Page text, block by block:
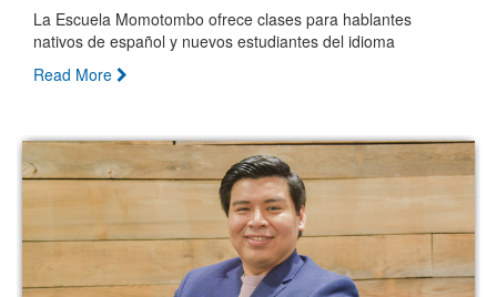
La Escuela Momotombo ofrece clases para hablantes
nativos de español y nuevos estudiantes del idioma
Read More